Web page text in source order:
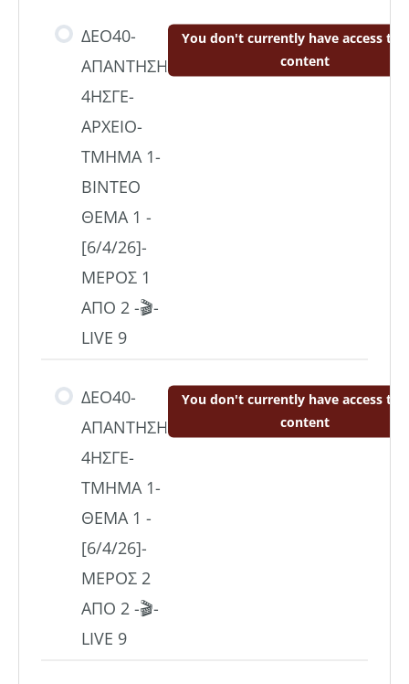
ΔΕΟ40-
ΑΠΑΝΤΗΣΗ
4ΗΣΓΕ-
ΑΡΧΕΙΟ-
ΤΜΗΜΑ 1-
ΒΙΝΤΕΟ
ΘΕΜΑ 1 -
[6/4/26]-
ΜΕΡΟΣ 1
ΑΠΟ 2 -🎬-
LIVE 9
You don't currently have access to
content
ΔΕΟ40-
ΑΠΑΝΤΗΣΗ
4ΗΣΓΕ-
ΤΜΗΜΑ 1-
ΘΕΜΑ 1 -
[6/4/26]-
ΜΕΡΟΣ 2
ΑΠΟ 2 -🎬-
LIVE 9
You don't currently have access to
content